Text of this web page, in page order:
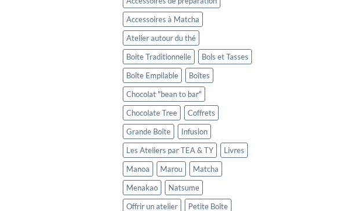
Accessoires à Matcha
Atelier autour du thé
Boite Traditionnelle
Bols et Tasses
Boîte Empilable
Boîtes
Chocolat "bean to bar"
Chocolate Tree
Coffrets
Grande Boîte
Infusion
Les Ateliers par TEA & TY
Livres
Manoa
Marou
Matcha
Menakao
Natsume
Offrir un atelier
Petite Boîte